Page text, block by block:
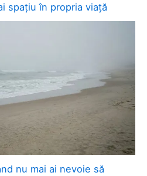
spațiu în propria viață
nu mai ai nevoie să